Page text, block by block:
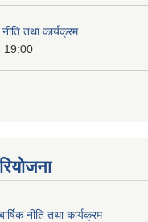
तथा कार्यक्रम
19:00
नीति तथा कार्यक्रम